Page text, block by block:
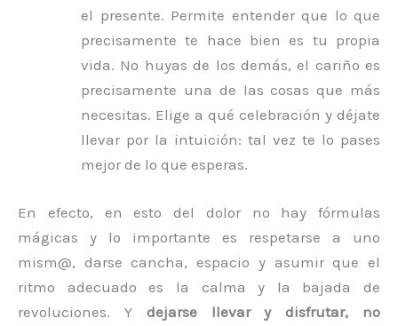
el presente. Permite entender que lo que
precisamente te hace bien es tu propia
vida. No huyas de los demás, el cariño es
precisamente una de las cosas que más
necesitas. Elige a qué celebración y déjate
llevar por la intuición: tal vez te lo pases
mejor de lo que esperas.
En efecto, en esto del dolor no hay fórmulas
mágicas y lo importante es respetarse a uno
mism@, darse cancha, espacio y asumir que el
ritmo adecuado es la calma y la bajada de
revoluciones. Y dejarse llevar y disfrutar, no